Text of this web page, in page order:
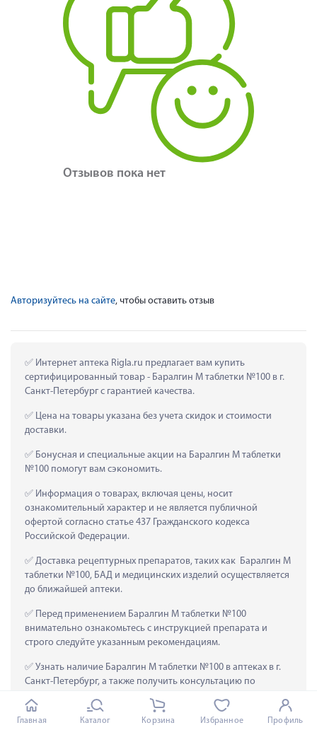
Отзывов пока нет
Авторизуйтесь на сайте, чтобы оставить отзыв
Интернет аптека Rigla.ru предлагает вам купить
сертифицированный товар - Баралгин М таблетки №100 в г.
Санкт-Петербург с гарантией качества.
Цена на товары указана без учета скидок и стоимости
доставки.
Бонусная и специальные акции на Баралгин М таблетки
№100 помогут вам сэкономить.
Информация о товарах, включая цены, носит
ознакомительный характер и не является публичной
офертой согласно статье 437 Гражданского кодекса
Российской Федерации.
Доставка рецептурных препаратов, таких как  Баралгин М
таблетки №100, БАД и медицинских изделий осуществляется
до ближайшей аптеки.
Перед применением Баралгин М таблетки №100
внимательно ознакомьтесь с инструкцией препарата и
строго следуйте указанным рекомендациям.
Узнать наличие Баралгин М таблетки №100 в аптеках в г.
Санкт-Петербург, а также получить консультацию по
справочному телефону 8-800-777-03-03 или через форму
обратной связи на сайте.
Главная Каталог Корзина Избранное Профиль